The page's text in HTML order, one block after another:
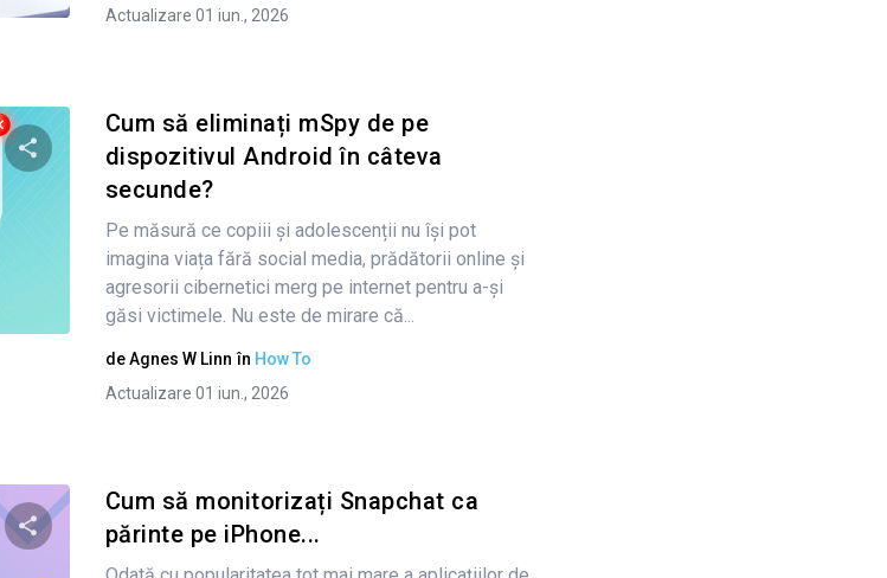
Actualizare 01 iun., 2026
Condividi questo articolo
Facebook Copiați linkul
Cum să eliminați mSpy de pe
dispozitivul Android în câteva
secunde?
Pe măsură ce copiii și adolescenții nu își pot
imagina viața fără social media, prădătorii online și
agresorii cibernetici merg pe internet pentru a-și
găsi victimele. Nu este de mirare că...
deAgnes W Linn în How To
Actualizare 01 iun., 2026
Cum să monitorizați Snapchat ca
părinte pe iPhone...